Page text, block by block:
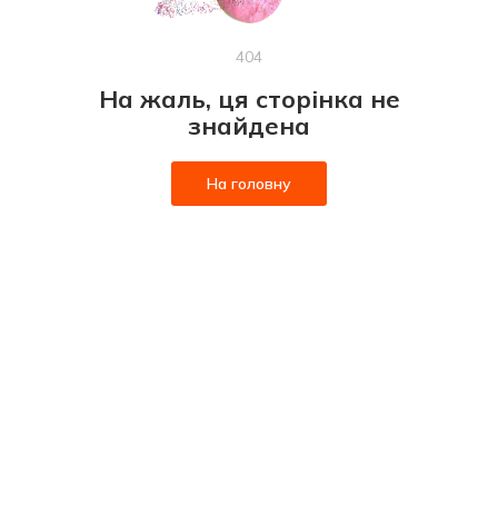
404
На жаль, ця сторінка не
знайдена
На головну